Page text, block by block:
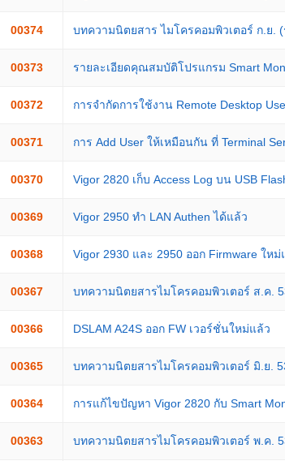
00374 บทความนิตยสาร ไมโครคอมพิวเตอร์ ก.ย.
00373 รายละเอียดคุณสมบัติโปรแกรม Smart
00372 การจำกัดการใช้งาน Remote Desktop
00371 การ Add User ให้เหมือนกัน ที่ Terminal
00370 Vigor 2820 เก็บ Access Log บน USB
00369 Vigor 2950 ทำ LAN Authen ได้แล้ว
00368 Vigor 2930 และ 2950 ออก Firmware ใหม่
00367 บทความนิตยสารไมโครคอมพิวเตอร์ ส.ค.
00366 DSLAM A24S ออก FW เวอร์ชั่นใหม่แล้ว
00365 บทความนิตยสารไมโครคอมพิวเตอร์ มิ.ย.
00364 การแก้ไขปัญหา Vigor 2820 กับ Smart
00363 บทความนิตยสารไมโครคอมพิวเตอร์ พ.ค.